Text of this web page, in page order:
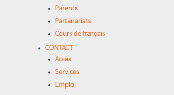
Parents
Partenariats
Cours de français
CONTACT
Accès
Services
Emploi